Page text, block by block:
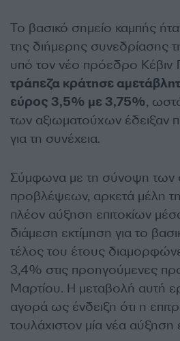
Το βασικό σημείο καμπής
της διήμερης συνεδρίασης
υπό τον νέο πρόεδρο Κέβιν
τράπεζα κράτησε
εύρος 3,5% με 3,75%,
των αξιωματούχων έδειξαν
για τη συνέχεια.
Σύμφωνα με τη σύνοψη των
προβλέψεων, αρκετά μέλη
πλέον αύξηση επιτοκίων
διάμεση εκτίμηση για το
τέλος του έτους
3,4% στις προηγούμενες
Μαρτίου. Η μεταβολή αυτή
αγορά ως ένδειξη ότι η
τουλάχιστον μία νέα αύξηση